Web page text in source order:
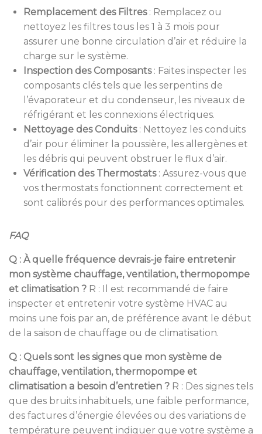
Remplacement des Filtres: Remplacez ou
nettoyez les filtres tous les 1 à 3 mois pour
assurer une bonne circulation d’air et réduire la
charge sur le système.
Inspection des Composants: Faites inspecter les
composants clés tels que les serpentins de
l’évaporateur et du condenseur, les niveaux de
réfrigérant et les connexions électriques.
Nettoyage des Conduits: Nettoyez les conduits
d’air pour éliminer la poussière, les allergènes et
les débris qui peuvent obstruer le flux d’air.
Vérification des Thermostats: Assurez-vous que
vos thermostats fonctionnent correctement et
sont calibrés pour des performances optimales.
FAQ
Q : À quelle fréquence devrais-je faire entretenir
mon système chauffage, ventilation, thermopompe
et climatisation ? R : Il est recommandé de faire
inspecter et entretenir votre système HVAC au
moins une fois par an, de préférence avant le début
de la saison de chauffage ou de climatisation.
Q : Quels sont les signes que mon système de
chauffage, ventilation, thermopompe et
climatisation a besoin d’entretien ? R : Des signes tels
que des bruits inhabituels, une faible performance,
des factures d’énergie élevées ou des variations de
température peuvent indiquer que votre système a